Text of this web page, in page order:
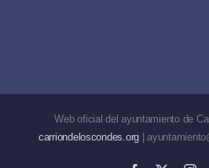
Web oficial del ayuntamiento de
carriondeloscondes.org |